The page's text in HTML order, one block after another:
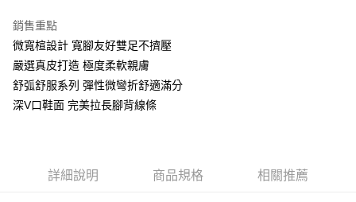
街口支付
悠遊付
AFTEE先享後付
便利好安心！
１．簡單：不需註冊會員、不需綁卡、不需儲值。
銷售重點
微寬楦設計 寬腳友好雙足不擠壓
嚴選真皮打造 極度柔軟親膚
舒弧舒服系列 彈性微彎折舒適滿分
深V口鞋面 完美拉長腳背線條
詳細說明 商品規格 相關推薦